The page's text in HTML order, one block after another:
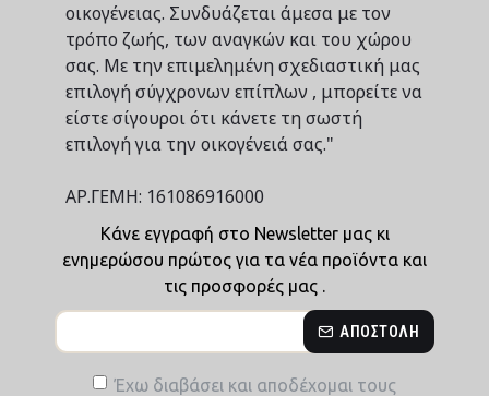
οικογένειας. Συνδυάζεται άμεσα με τον
τρόπο ζωής, των αναγκών και του χώρου
σας. Με την επιμελημένη σχεδιαστική μας
επιλογή σύγχρονων επίπλων , μπορείτε να
είστε σίγουροι ότι κάνετε τη σωστή
επιλογή για την οικογένειά σας."
ΑΡ.ΓΕΜΗ: 161086916000
Κάνε εγγραφή στο Newsletter μας κι
ενημερώσου πρώτος για τα νέα προϊόντα και
τις προσφορές μας .
ΑΠΟΣΤΟΛΉ
Έχω διαβάσει και αποδέχομαι τους